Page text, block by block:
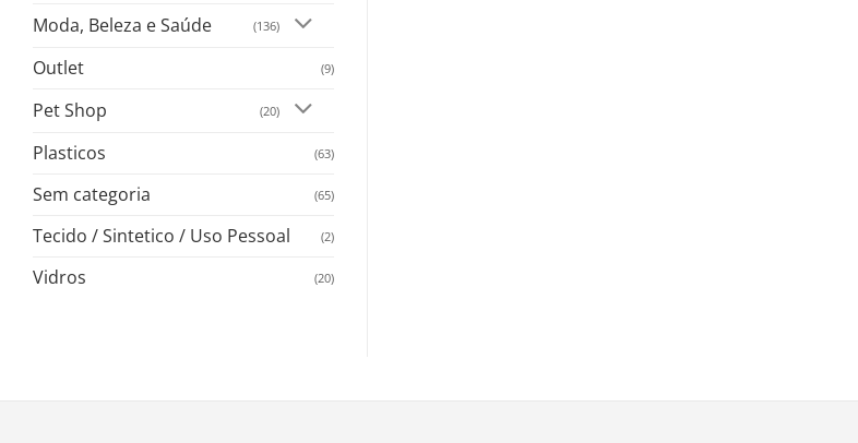
Moda, Beleza e Saúde (136)
Outlet (9)
Pet Shop (20)
Plasticos (63)
Sem categoria (65)
Tecido / Sintetico / Uso Pessoal (2)
Vidros (20)